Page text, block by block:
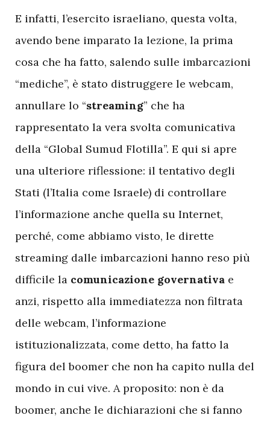
E infatti, l’esercito israeliano, questa volta,
avendo bene imparato la lezione, la prima
cosa che ha fatto, salendo sulle imbarcazioni
“mediche”, è stato distruggere le webcam,
annullare lo “streaming” che ha
rappresentato la vera svolta comunicativa
della “Global Sumud Flotilla”. E qui si apre
una ulteriore riflessione: il tentativo degli
Stati (l’Italia come Israele) di controllare
l’informazione anche quella su Internet,
perché, come abbiamo visto, le dirette
streaming dalle imbarcazioni hanno reso più
difficile la comunicazione governativa e
anzi, rispetto alla immediatezza non filtrata
delle webcam, l’informazione
istituzionalizzata, come detto, ha fatto la
figura del boomer che non ha capito nulla del
mondo in cui vive. A proposito: non è da
boomer, anche le dichiarazioni che si fanno